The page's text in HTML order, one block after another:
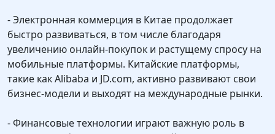
- Электронная коммерция в Китае продолжает
быстро развиваться, в том числе благодаря
увеличению онлайн-покупок и растущему спросу на
мобильные платформы. Китайские платформы,
такие как Alibaba и JD.com, активно развивают свои
бизнес-модели и выходят на международные рынки.
- Финансовые технологии играют важную роль в